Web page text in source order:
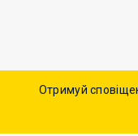
Отримуй